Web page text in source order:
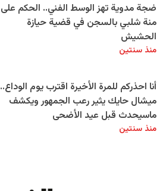
ضجة مدوية تهز الوسط الفني.. الحكم على
منة شلبي بالسجن في قضية حيازة
الحشيش
منذ سنتين
أنا احذركم للمرة الأخيرة اقترب يوم الوداع..
ميشال حايك يثير رعب الجمهور ويكشف
ماسيحدث قبل عيد الأضحى
منذ سنتين